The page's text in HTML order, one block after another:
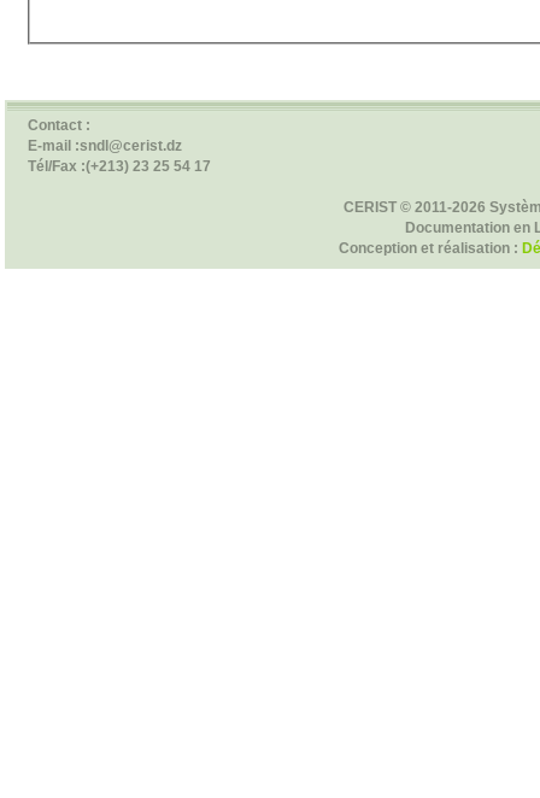
Contact :
E-mail :sndl@cerist.dz
Tél/Fax :(+213) 23 25 54 17
CERIST © 2011-2026
Documentation en
Conception et réalisation :